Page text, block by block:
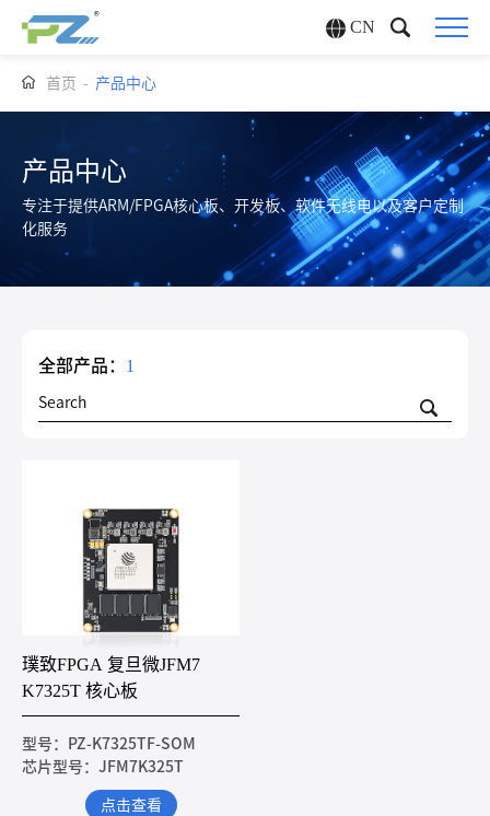
CN
首页 - 产品中心
产品中心
专注于提供ARM/FPGA核心板、开发板、软件无线电以及客户定制
化服务
全部产品： 1
璞致FPGA 复旦微JFM7
K7325T 核心板
型号：PZ-K7325TF-SOM
芯片型号：JFM7K325T
点击查看